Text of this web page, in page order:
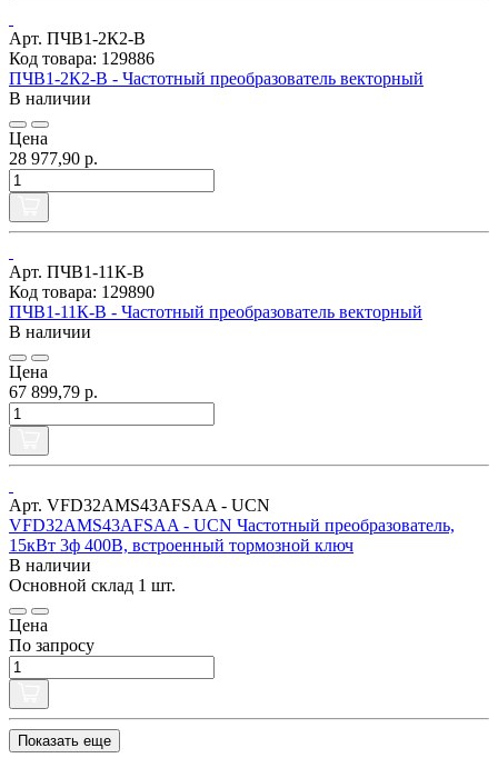
Арт. ПЧВ1-2К2-В
Код товара: 129886
ПЧВ1-2К2-В - Частотный преобразователь векторный
В наличии
Цена
28 977,90 р.
Арт. ПЧВ1-11К-В
Код товара: 129890
ПЧВ1-11К-В - Частотный преобразователь векторный
В наличии
Цена
67 899,79 р.
Арт. VFD32AMS43AFSAA - UCN
VFD32AMS43AFSAA - UCN Частотный преобразователь,
15кВт 3ф 400В, встроенный тормозной ключ
В наличии
Основной склад 1 шт.
Цена
По запросу
Показать еще